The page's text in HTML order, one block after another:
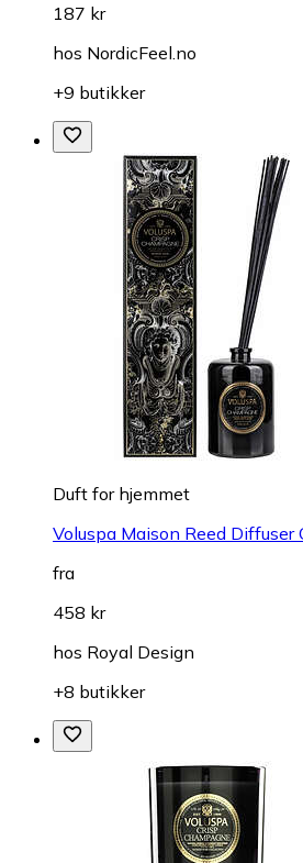
187 kr
hos NordicFeel.no
+9 butikker
Duft for hjemmet
Voluspa Maison Reed Diffuser
fra
458 kr
hos Royal Design
+8 butikker